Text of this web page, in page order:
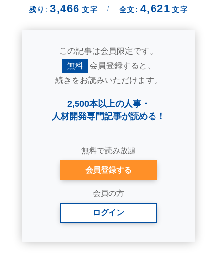
残り: 3,466 文字 / 全文: 4,621 文字
この記事は会員限定です。
無料
会員登録すると、
続きをお読みいただけます。
2,500本以上の人事・
人材開発専門記事が読める！
無料で読み放題
会員登録する
会員の方
ログイン